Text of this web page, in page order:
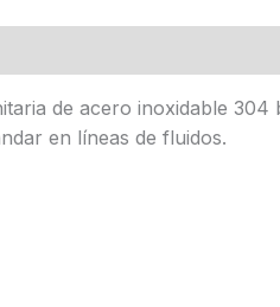
de acero inoxidable
en líneas de fluidos.